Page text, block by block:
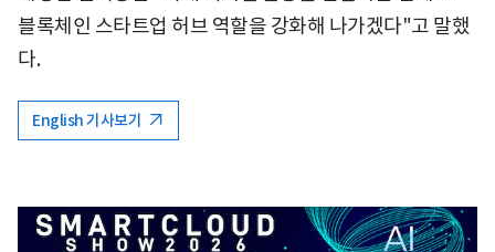
블록체인 스타트업 허브 역할을 강화해 나가겠다"고 말했
다.
English 기사보기